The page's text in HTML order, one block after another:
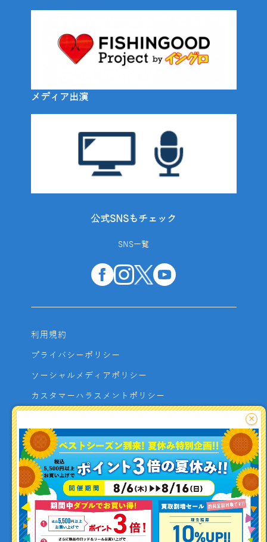
釣り情報を
投稿する
メディア出演
公式SNSもチェック
SNS一覧
利用規約
プライバシーポリシー
ソーシャルメディアポリシー
カスタマーハラスメントポリシー
よくあるご質問
お問い合わせ
利用者資金の保全方法
×